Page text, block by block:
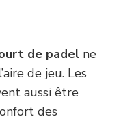
de padel ne
de jeu. Les
aussi être
des